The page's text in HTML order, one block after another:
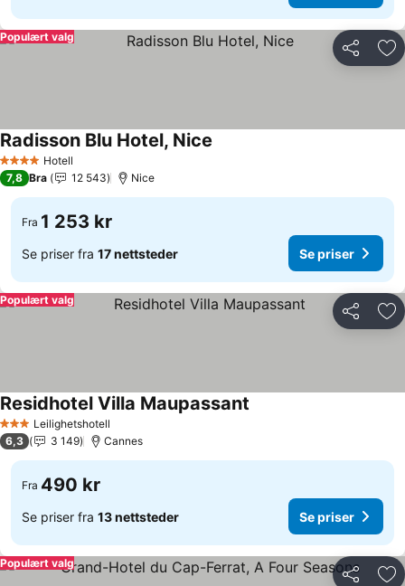
Del
Populært valg
4 StjernerHotell
Radisson Blu Hotel, Nice
7,8 Bra 12 543 Nice
Fra 1 253 kr
Se priser fra 17 nettsteder Se priser
Del
Populært valg
3 StjernerLeilighetshotell
Residhotel Villa Maupassant
6,3 3 149 Cannes
Fra 490 kr
Se priser fra 13 nettsteder Se priser
Del
Populært valg